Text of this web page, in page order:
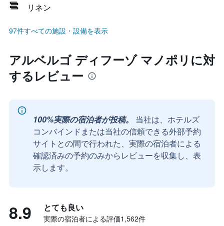
リネン
97件すべての施設・設備を表示
アルベルゴ ディフーゾ マノポリに対
するレビュー
100%実際の宿泊者が投稿。
当社は、ホテルズ
コンバインドまたは当社の信頼できる外部予約
サイトとの間で行われた、実際の宿泊者による
確認済みの予約のみからレビューを収集し、表
示します。
8.9 とても良い
実際の宿泊者による評価1,562​件